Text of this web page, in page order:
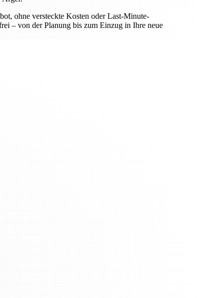
ohne versteckte Kosten oder Last-Minute-
– von der Planung bis zum Einzug in Ihre neue